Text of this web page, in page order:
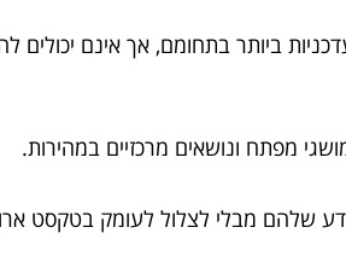
ביותר בתחומם, אך אינם
מפתח ונושאים מרכזיים במהירות.
שלהם מבלי לצלול לעומק בטקסט